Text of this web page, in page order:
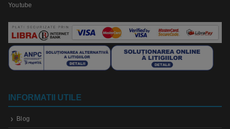
Youtube
INFORMATII UTILE
Blog